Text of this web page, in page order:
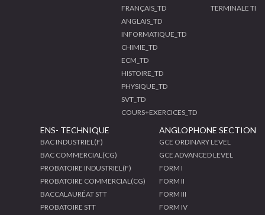
FRANÇAIS_TD
ANGLAIS_TD
INFORMATIQUE_TD
CHIMIE_TD
ECM_TD
HISTOIRE_TD
PHYSIQUE_TD
SVT_TD
COURS+EXERCICES_TD
TERMINALE TI
ENS- TECHNIQUE
BAC INDUSTRIEL(F)
BAC COMMERCIAL(CG)
PROBATOIRE INDUSTRIEL(F)
PROBATOIRE COMMERCIAL(CG)
BACCALAURÉAT STT
PROBATOIRE STT
ANGLOPHONE SECTION
GCE ORDINARY LEVEL
GCE ADVANCED LEVEL
FORM I
FORM II
FORM III
FORM IV